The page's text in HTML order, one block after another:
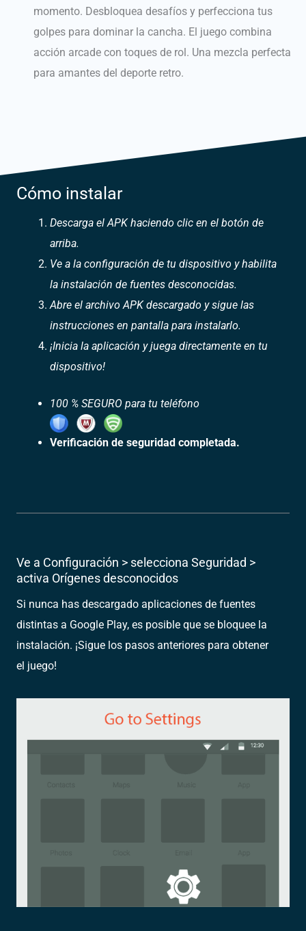
momento. Desbloquea desafíos y perfecciona tus
golpes para dominar la cancha. El juego combina
acción arcade con toques de rol. Una mezcla perfecta
para amantes del deporte retro.
Cómo instalar
Descarga el APK haciendo clic en el botón de
arriba.
Ve a la configuración de tu dispositivo y habilita
la instalación de fuentes desconocidas.
Abre el archivo APK descargado y sigue las
instrucciones en pantalla para instalarlo.
¡Inicia la aplicación y juega directamente en tu
dispositivo!
100 % SEGURO para tu teléfono
Verificación de seguridad completada.
Ve a Configuración > selecciona Seguridad >
activa Orígenes desconocidos
Si nunca has descargado aplicaciones de fuentes
distintas a Google Play, es posible que se bloquee la
instalación. ¡Sigue los pasos anteriores para obtener
el juego!